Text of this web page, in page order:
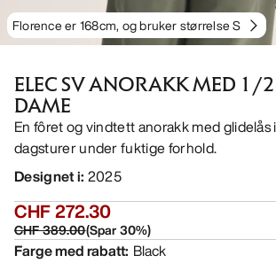
Florence er 168cm, og bruker størrelse S
ELEC SV ANORAKK MED 1/2
DAME
En fôret og vindtett anorakk med glidelås
dagsturer under fuktige forhold.
Designet i: 2025
CHF 272.30
CHF 389.00(Spar30%)
Farge med rabatt: Black